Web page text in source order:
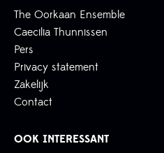
The Oorkaan Ensemble
Caecilia Thunnissen
Pers
Privacy statement
Zakelijk
Contact
OOK INTERESSANT